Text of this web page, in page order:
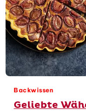
Backwissen
Geliebte